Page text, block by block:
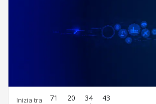
Inizia tra 71 20 34 42